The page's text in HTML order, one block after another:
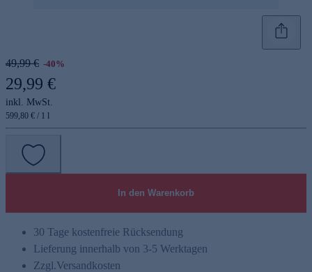
49,99 € -40%
29,99 €
inkl. MwSt.
599,80 € / 1 l
In den Warenkorb
30 Tage kostenfreie Rücksendung
Lieferung innerhalb von 3-5 Werktagen
Zzgl.Versandkosten